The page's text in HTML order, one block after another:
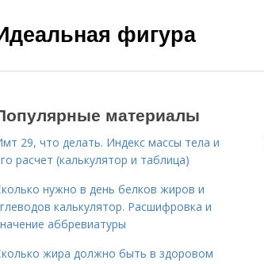
фигура
материалы
29, что делать. Индекс массы тела и
расчет (калькулятор и таблица)
нужно в день белков жиров и
калькулятор. Расшифровка и
аббревиатуры
жира должно быть в здоровом